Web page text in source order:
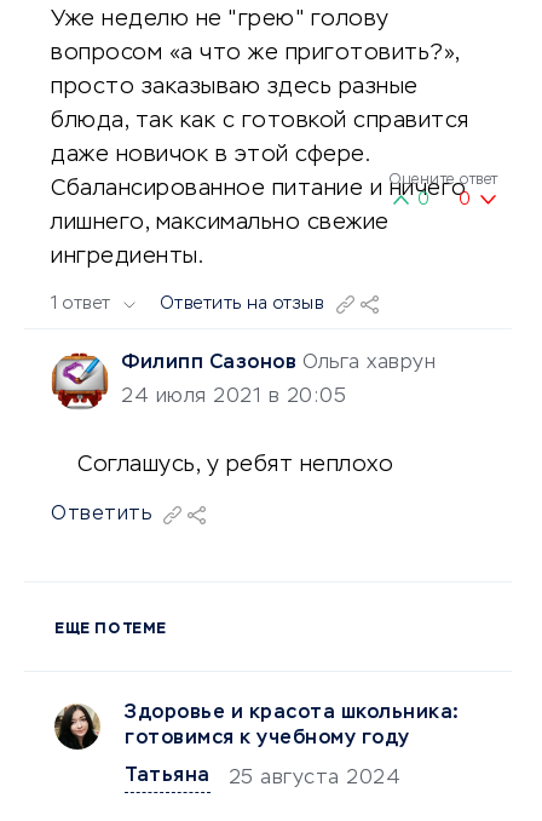
Уже неделю не "грею" голову
вопросом «а что же приготовить?»,
просто заказываю здесь разные
блюда, так как с готовкой справится
даже новичок в этой сфере.
Сбалансированное питание и ничего
лишнего, максимально свежие
ингредиенты.
1 ответ Ответить на отзыв
Филипп Сазонов Ольга хаврун
24 июля 2021 в 20:05
Оцените ответ
0 0
Соглашусь, у ребят неплохо
Ответить
ЕЩЕ ПО ТЕМЕ
Здоровье и красота школьника:
готовимся к учебному году
Татьяна
25 августа 2024